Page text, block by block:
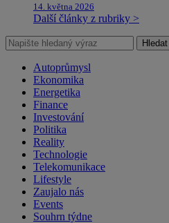
14. května 2026
Další články z rubriky >
Hledat
Autoprůmysl
Ekonomika
Energetika
Finance
Investování
Politika
Reality
Technologie
Telekomunikace
Lifestyle
Zaujalo nás
Events
Souhrn týdne